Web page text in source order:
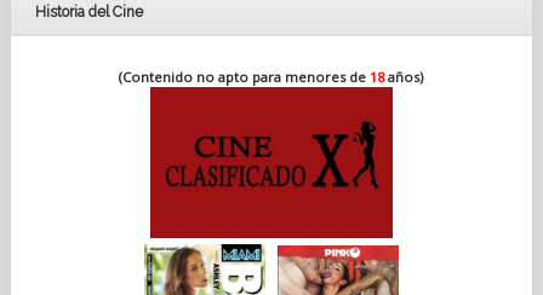
Historia del Cine
(Contenido no apto para menores de 18años)